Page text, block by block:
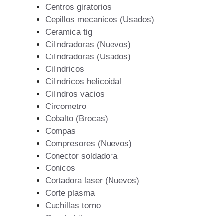
Centros giratorios
Cepillos mecanicos (Usados)
Ceramica tig
Cilindradoras (Nuevos)
Cilindradoras (Usados)
Cilindricos
Cilindricos helicoidal
Cilindros vacios
Circometro
Cobalto (Brocas)
Compas
Compresores (Nuevos)
Conector soldadora
Conicos
Cortadora laser (Nuevos)
Corte plasma
Cuchillas torno